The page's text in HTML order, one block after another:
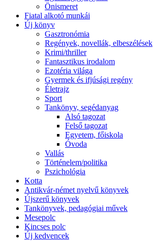
Önismeret
Fiatal alkotó munkái
Új könyv
Gasztronómia
Regények, novellák, elbeszélések
Krimi/thriller
Fantasztikus irodalom
Ezotéria világa
Gyermek és ifjúsági regény
Életrajz
Sport
Tankönyv, segédanyag
Alsó tagozat
Felső tagozat
Egyetem, főiskola
Óvoda
Vallás
Történelem/politika
Pszichológia
Kotta
Antikvár-német nyelvű könyvek
Újszerű könyvek
Tankönyvek, pedagógiai művek
Mesepolc
Kincses polc
Új kedvencek